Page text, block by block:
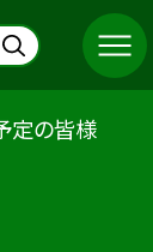
定の皆様